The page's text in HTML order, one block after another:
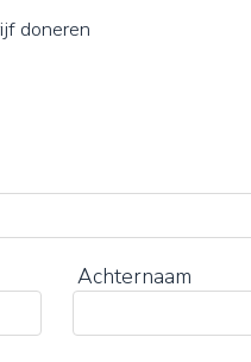
doneren
Achternaam